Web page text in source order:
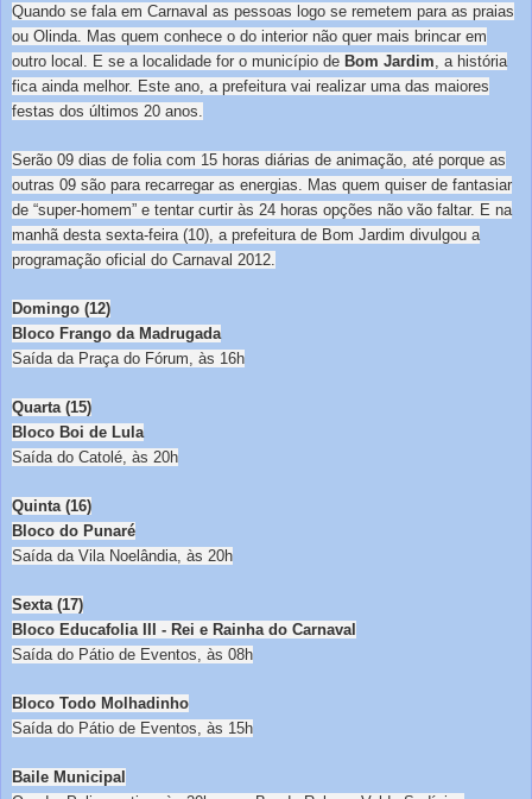
Quando se fala em Carnaval as pessoas logo se remetem para as praias
ou Olinda. Mas quem conhece o do interior não quer mais brincar em
outro local. E se a localidade for o município de Bom Jardim , a história
fica ainda melhor. Este ano, a prefeitura vai realizar uma das maiores
festas dos últimos 20 anos.
Serão 09 dias de folia com 15 horas diárias de animação, até porque as
outras 09 são para recarregar as energias. Mas quem quiser de fantasiar
de “super-homem” e tentar curtir às 24 horas opções não vão faltar. E na
manhã desta sexta-feira (10), a prefeitura de Bom Jardim divulgou a
programação oficial do Carnaval 2012.
Domingo (12)
Bloco Frango da Madrugada
Saída da Praça do Fórum, às 16h
Quarta (15)
Bloco Boi de Lula
Saída do Catolé, às 20h
Quinta (16)
Bloco do Punaré
Saída da Vila Noelândia, às 20h
Sexta (17)
Bloco Educafolia III - Rei e Rainha do Carnaval
Saída do Pátio de Eventos, às 08h
Bloco Todo Molhadinho
Saída do Pátio de Eventos, às 15h
Baile Municipal